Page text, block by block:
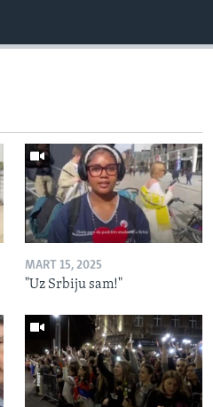
MART 15, 2025
"Uz Srbiju sam!"